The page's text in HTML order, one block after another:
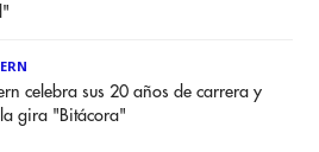
celebra sus 20 años de carrera y
gira "Bitácora"